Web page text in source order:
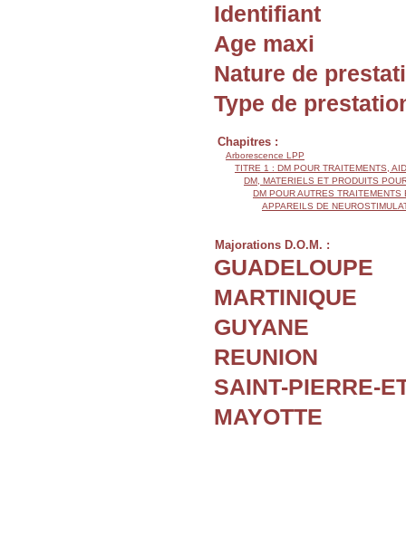
Identifiant
Age maxi
Nature de
Type de
Chapitres :
Arborescence LPP
TITRE 1 : DM POUR TRAITEMENTS,
DM, MATERIELS ET PRODUITS
DM POUR AUTRES TRAITEMENTS
APPAREILS DE
Majorations D.O.M. :
GUADELOUPE
MARTINIQUE
GUYANE
REUNION
SAINT-PIERRE-
MAYOTTE